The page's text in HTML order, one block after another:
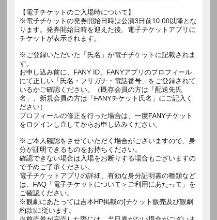
【電子チケットのご入場時について】
※電子チケットの発券開始日時は公演3日前10:00以降とな
ります。発券開始日時を迎えた後、電子チケットアプリに
チケットが表示されます。
※ご登録いただいた「氏名」が電子チケットに記載されま
す。
お申し込み前に、FANY ID、FANYアプリのプロフィール
にて正しい「氏名・フリガナ・電話番号」をご登録されて
いるかご確認ください。（既存会員の方は「配送先氏
名」、新規会員の方は「FANYチケット氏名」にご記入く
ださい）
プロフィールの修正を行った場合は、一度FANYチケット
をログインし直してからお申し込みください。
※ご本人確認をさせていただく場合がございますので、身
分が証明できるものをお持ちください。
確認できない場合は入場をお断りする場合もございますの
で予めご了承ください。
電子チケットアプリの詳細、有効な身分証明書の種類など
は、FAQ「電子チケットについて＞ご利用にあたって」を
ご確認ください。
※観劇にあたっては吉本HP掲載の[チケット販売及び観劇
約款]に従います。